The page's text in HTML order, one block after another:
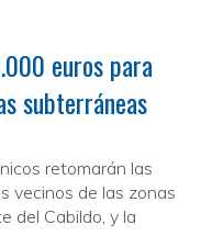
euros para
subterráneas
retomarán las
vecinos de las zonas
del Cabildo, y la